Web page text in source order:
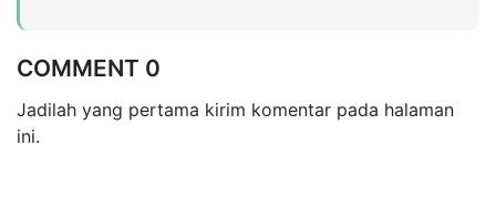
COMMENT 0
Jadilah yang pertama kirim komentar pada halaman
ini.